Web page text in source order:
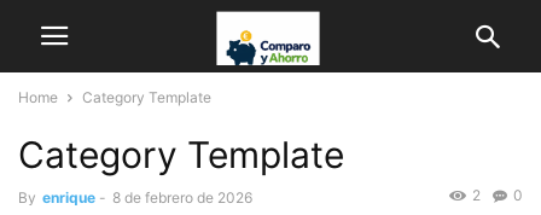
Home Category Template
Category Template
By enrique - 8 de febrero de 2026 0
2